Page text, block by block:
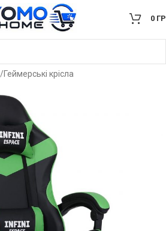
0
/Геймерські крісла